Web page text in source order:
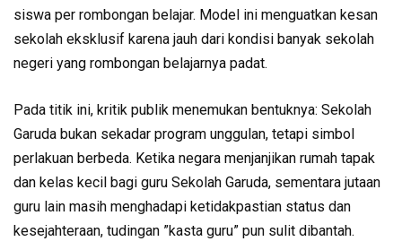
siswa per rombongan belajar. Model ini menguatkan kesan
sekolah eksklusif karena jauh dari kondisi banyak sekolah
negeri yang rombongan belajarnya padat.
Pada titik ini, kritik publik menemukan bentuknya: Sekolah
Garuda bukan sekadar program unggulan, tetapi simbol
perlakuan berbeda. Ketika negara menjanjikan rumah tapak
dan kelas kecil bagi guru Sekolah Garuda, sementara jutaan
guru lain masih menghadapi ketidakpastian status dan
kesejahteraan, tudingan ”kasta guru” pun sulit dibantah.